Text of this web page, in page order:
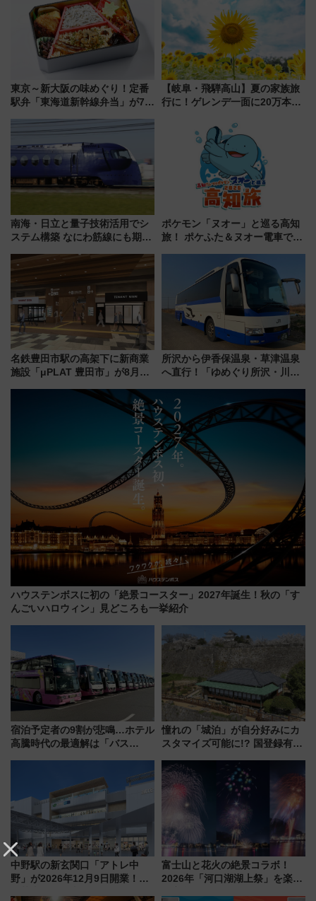
してみない？
東京～新大阪の味めぐり！定番
駅弁「東海道新幹線弁当」が7月
【岐阜・飛騨高山】夏の家族旅
行に！ゲレンデ一面に20万本の
アひまわり園」開園
南海・日立と量子技術活用でシ
ステム構築 なにわ筋線にも期待
ポケモン「ヌオー」と巡る高知
旅！ ポケふた＆ヌオー電車で楽
路の絶景と絶品グルメを満喫！
（7月18日スタート）
名鉄豊田市駅の高架下に新商業
施設「μPLAT 豊田市」が8月26
所沢から伊香保温泉・草津温泉
へ直行！「ゆめぐり所沢・川越
軽に 運行ダイヤ・運賃を解説
ハウステンボスに初の「絶景コースター」2027年誕生！秋の「す
んごいハロウィン」見どころも一挙紹介
宿泊予定者の9割が悲鳴…ホテル
高騰時代の最適解は「バス
した、推し活遠征や観光時のリ
憧れの「城泊」が自分好みにカ
スタマイズ可能に!? 国登録有形
にオーダーメイド型の宿泊プラ
ンが誕生！
中野駅の新玄関口「アトレ中
野」が2026年12月9日開業！新
富士山と花火の絶景コラボ！
2026年「河口湖湖上祭」を楽し